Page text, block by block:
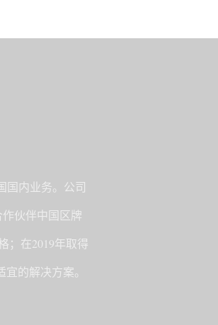
国内业务。公司
伙伴中国区牌
；在2019年取得
的解决方案。